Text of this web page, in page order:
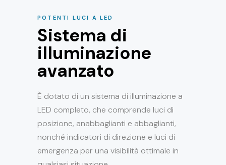
POTENTI LUCI A LED
Sistema di
illuminazione
avanzato
È dotato di un sistema di illuminazione a
LED completo, che comprende luci di
posizione, anabbaglianti e abbaglianti,
nonché indicatori di direzione e luci di
emergenza per una visibilità ottimale in